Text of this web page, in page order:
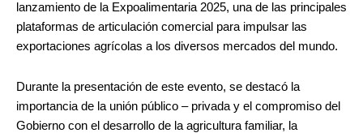
lanzamiento de la Expoalimentaria 2025, una de las principales
plataformas de articulación comercial para impulsar las
exportaciones agrícolas a los diversos mercados del mundo.
Durante la presentación de este evento, se destacó la
importancia de la unión público – privada y el compromiso del
Gobierno con el desarrollo de la agricultura familiar, la